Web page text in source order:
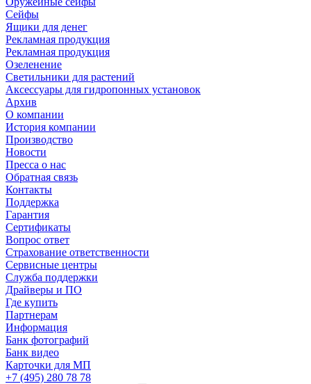
Сейфы
Ящики для денег
Рекламная продукция
Рекламная продукция
Озеленение
Светильники для растений
Аксессуары для гидропонных установок
Архив
О компании
История компании
Производство
Новости
Пресса о нас
Обратная связь
Контакты
Поддержка
Гарантия
Сертификаты
Вопрос ответ
Страхование ответственности
Сервисные центры
Служба поддержки
Драйверы и ПО
Где купить
Партнерам
Информация
Банк фотографий
Банк видео
Карточки для МП
+7 (495) 280 78 78